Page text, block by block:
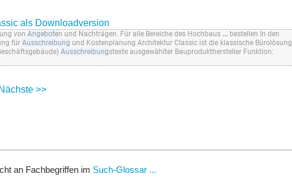
als Downloadversion
von Angeboten und Nachträgen. Für alle Bereiche des Hochbaus ... bestellen In den
für Ausschreibung und Kostenplanung Architektur Classic ist die klassische Bürolösung
Ausschreibungstexte ausgewählter Bauprodukthersteller Funktion:
Nächste >>
an Fachbegriffen im Such-Glossar ...